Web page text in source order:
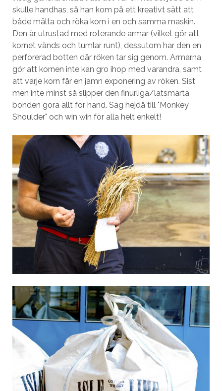
skulle handhas, så han kom på ett kreativt sätt att
både mälta och röka korn i en och samma maskin.
Den är utrustad med roterande armar (vilket gör att
kornet vänds och tumlar runt), dessutom har den en
perforerad botten där röken tar sig genom. Armarna
gör att kornen inte kan gro ihop med varandra, samt
att varje korn får en jämn exponering av röken. Sist
men inte minst så slipper den finurliga/latsmarta
bonden göra allt för hand. Säg hejdå till "Monkey
Shoulder" och win win för alla helt enkelt!